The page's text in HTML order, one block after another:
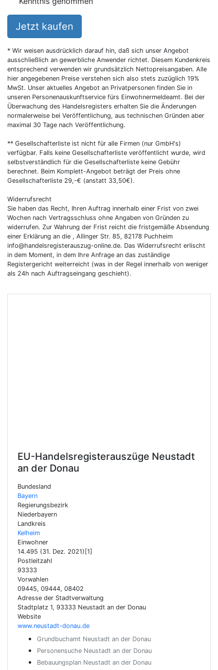
EU-Handelsregisterauszüge Neustadt
an der Donau
Bundesland
Bayern
Regierungsbezirk
Niederbayern
Landkreis
Kelheim
Einwohner
14.495 (31. Dez. 2021)[1]
Postleitzahl
93333
Vorwahlen
09445, 09444, 08402
Adresse der Stadtverwaltung
Stadtplatz 1, 93333 Neustadt an der Donau
Website
www.neustadt-donau.de
Grundbuchamt Neustadt an der Donau
Personensuche Neustadt an der Donau
Bebauungsplan Neustadt an der Donau
Jetzt kaufen
* Wir weisen ausdrücklich darauf hin, daß sich unser Angebot
ausschließlich an gewerbliche Anwender richtet. Diesem Kundenkreis
entsprechend verwenden wir grundsätzlich Nettopreisangaben. Alle
hier angegebenen Preise verstehen sich also stets zuzüglich 19%
MwSt. Unser aktuelles Angebot an Privatpersonen finden Sie in
unseren Personenauskunftservice fürs Einwohnermeldeamt. Bei der
Überwachung des Handelsregisters erhalten Sie die Änderungen
normalerweise bei Veröffentlichung, aus technischen Gründen aber
maximal 30 Tage nach Veröffentlichung.
** Gesellschafterliste ist nicht für alle Firmen (nur GmbH's)
verfügbar. Falls keine Gesellschafterliste veröffentlicht wurde, wird
selbstverständlich für die Gesellschafterliste keine Gebühr
berechnet. Beim Komplett-Angebot beträgt der Preis ohne
Gesellschafterliste 29,-€ (anstatt 33,50€).
Widerrufsrecht
Sie haben das Recht, Ihren Auftrag innerhalb einer Frist von zwei
Wochen nach Vertragsschluss ohne Angaben von Gründen zu
widerrufen. Zur Wahrung der Frist reicht die fristgemäße Absendung
einer Erklärung an die , Allinger Str. 85, 82178 Puchheim
info@handelsregisterauszug-online.de. Das Widerrufsrecht erlischt
in dem Moment, in dem Ihre Anfrage an das zuständige
Registergericht weiterreicht (was in der Regel innerhalb von weniger
als 24h nach Auftragseingang geschieht).